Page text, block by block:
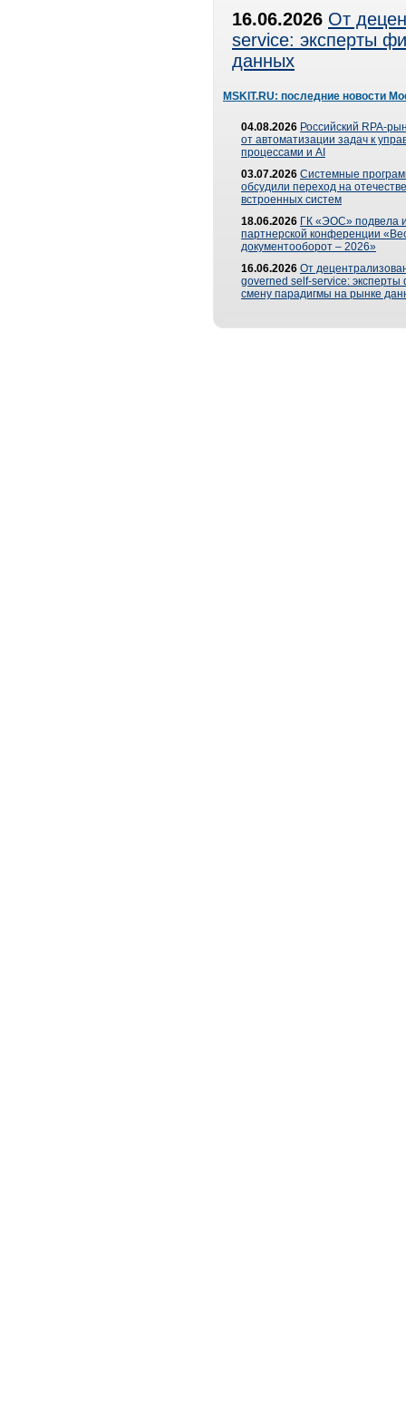
16.06.2026 От
service: эксперты
данных
MSKIT.RU: последние новости
04.08.2026 Российский RPA-
от автоматизации задач к
процессами и AI
03.07.2026 Системные
обсудили переход на
встроенных систем
18.06.2026 ГК «ЭОС» подвела
партнерской конференции
документооборот – 2026»
16.06.2026 От
governed self-service: эксперты
смену парадигмы на рынке